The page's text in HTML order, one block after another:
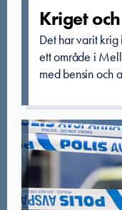
Kriget
Det har varit krig
ett område i
med bensin och